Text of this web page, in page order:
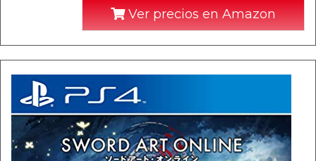
Ver precios en Amazon